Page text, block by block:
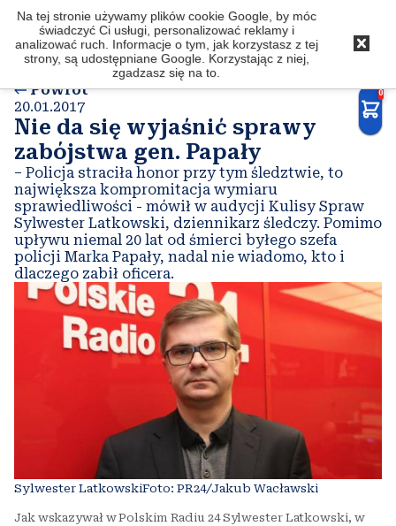
Latkowski.com
0
Powrót
20.01.2017
Nie da się wyjaśnić sprawy
zabójstwa gen. Papały
– Policja straciła honor przy tym śledztwie, to
największa kompromitacja wymiaru
sprawiedliwości - mówił w audycji Kulisy Spraw
Sylwester Latkowski, dziennikarz śledczy. Pomimo
upływu niemal 20 lat od śmierci byłego szefa
policji Marka Papały, nadal nie wiadomo, kto i
dlaczego zabił oficera.
Sylwester LatkowskiFoto: PR24/Jakub Wacławski
Jak wskazywał w Polskim Radiu 24 Sylwester Latkowski, w
Na tej stronie używamy plików cookie Google, by móc
świadczyć Ci usługi, personalizować reklamy i
analizować ruch. Informacje o tym, jak korzystasz z tej
strony, są udostępniane Google. Korzystając z niej,
zgadzasz się na to.